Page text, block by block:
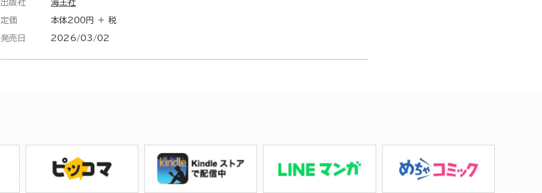
出版社 海王社
定価 本体200円 ＋ 税
発売日 2026/03/02